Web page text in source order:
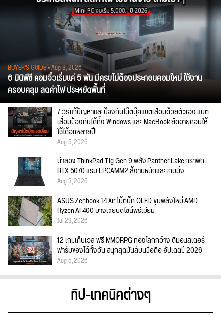
BUYER'S GUIDE• Aug 3, 2026
6 มินิพีซี คอมจิ๋วเริ่มแค่ 5 พัน มีครบไม่ต้องประกอบคอมใหม่ ใช้งาน
ครอบคลุม ลดค่าไฟ ประหยัดพื้นที่
7 วิธีแก้ปัญหาและป้องกันโน๊ตบุ๊คแบตเสื่อมด้วยตัวเอง แบต
เสื่อมป้องกันได้ทั้ง Windows และ MacBook ยืดอายุคอมให้
ใช้ได้อีกหลายปี!
Aug 5, 2026
น่าลอง ThinkPad T1g Gen 9 พลัง Panther Lake กราฟิก
RTX 5070 แรม LPCAMM2 สู้งานหนักและเกมมิ่ง
Aug 3, 2026
ASUS Zenbook 14 Air โน้ตบุ๊ก OLED ขุมพลังใหม่ AMD
Ryzen AI 400 บางเฉียบดีไซน์พรีเมียม
Jul 29, 2026
12 เกมเก็บเวล ฟรี MMORPG ท่องโลกกว้าง ตีมอนสเตอร์
ฟาร์มของได้ทั้งวัน สนุกสุดมันส์บนมือถือ อัปเดตปี 2026
Aug 5, 2026
ทิป-เทคนิคต่างๆ